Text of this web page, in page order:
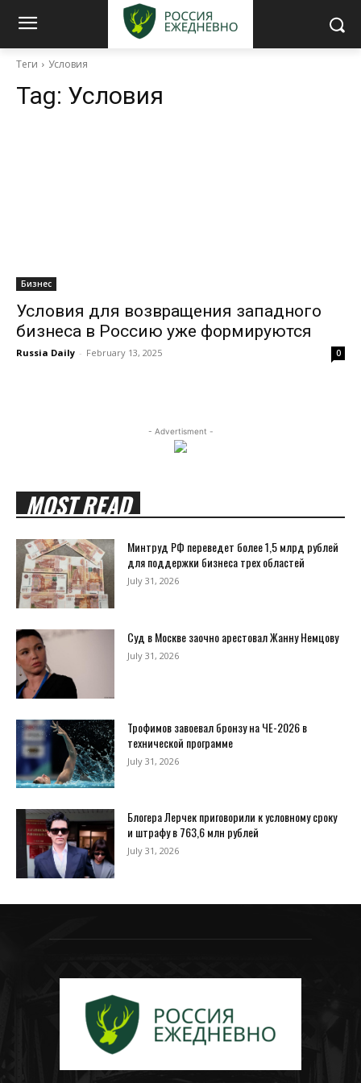
Теги Условия
Tag: Условия
Бизнес
Условия для возвращения западного
бизнеса в Россию уже формируются
Russia Daily - February 13, 2025 0
- Advertisment -
MOST READ
Минтруд РФ переведет более 1,5 млрд рублей
для поддержки бизнеса трех областей
July 31, 2026
Суд в Москве заочно арестовал Жанну Немцову
July 31, 2026
Трофимов завоевал бронзу на ЧЕ-2026 в
технической программе
July 31, 2026
Блогера Лерчек приговорили к условному сроку
и штрафу в 763,6 млн рублей
July 31, 2026